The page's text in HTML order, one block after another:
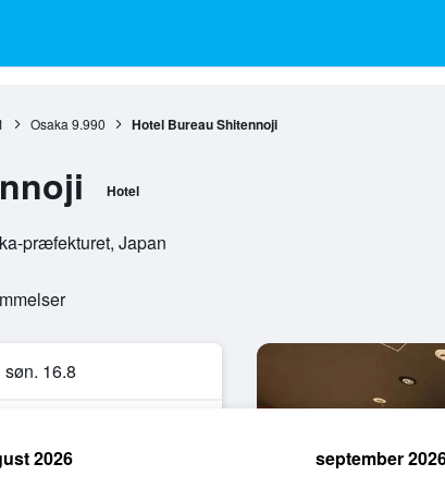
Osaka 9.990 Hotel Bureau Shitennoji
Hotel
præfekturet, Japan
søn. 16.8
2026 september